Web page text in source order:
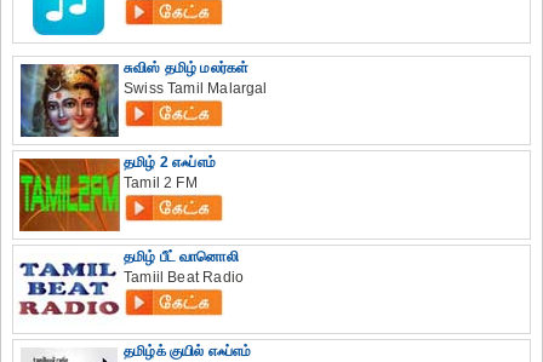
சுவிஸ் தமிழ் மலர்கள்
Swiss Tamil Malargal
தமிழ் 2 எஃப்எம்
Tamil 2 FM
தமிழ் பீட் வானொலி
Tamiil Beat Radio
தமிழ்க் குயில் எஃப்எம்